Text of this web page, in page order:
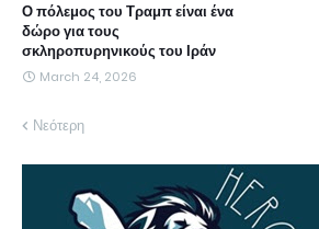
Ο πόλεμος του Τραμπ είναι ένα
δώρο για τους
σκληροπυρηνικούς του Ιράν
March 24, 2026
Νεότερη